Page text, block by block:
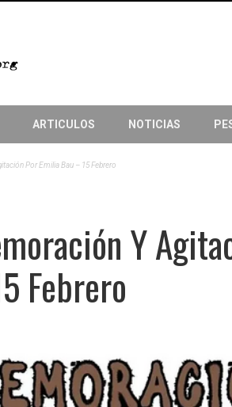
ARTICULOS NOTICIAS
Por Emilia Bau – 15 Febrero
Y
Febrero